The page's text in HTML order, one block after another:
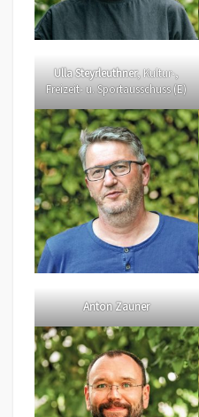
Ulla Steyrleuthner, Kultur-,
Freizeit- u. Sportausschuss (E)
Anton Zauner